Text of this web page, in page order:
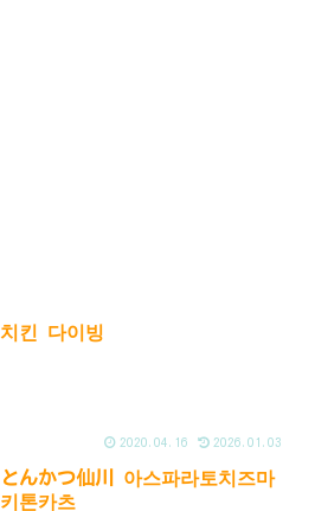
치킨 다이빙
2020.04.16 2026.01.03
とんかつ仙川 아스파라토치즈마
키톤카츠